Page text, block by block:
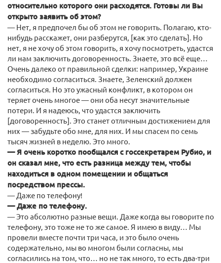
относительно которого они расходятся. Готовы ли Вы
открыто заявить об этом?
— Нет, я предпочел бы об этом не говорить. Полагаю, кто-
нибудь расскажет, они разберутся, [как это сделать]. Но
нет, я не хочу об этом говорить, я хочу посмотреть, удастся
ли нам заключить договоренность. Знаете, это всё еще…
Очень далеко от правильной сделки: например, Украине
необходимо согласиться. Знаете, Зеленский должен
согласиться. Но это ужасный конфликт, в котором он
теряет очень многое — они оба несут значительные
потери. И я надеюсь, что удастся заключить
[договоренность]. Это станет отличным достижением для
них — забудьте обо мне, для них. И мы спасем по семь
тысяч жизней в неделю. Это много.
— Я очень коротко пообщался с госсекретарем Рубио, и
он сказал мне, что есть разница между тем, чтобы
находиться в одном помещении и общаться
посредством прессы.
— Даже по телефону!
— Даже по телефону.
— Это абсолютно разные вещи. Даже когда вы говорите по
телефону, это тоже не то же самое. Я имею в виду… Мы
провели вместе почти три часа, и это было очень
содержательно, мы во многом были согласны, мы
согласились на том, что… но не так много, то есть два-три